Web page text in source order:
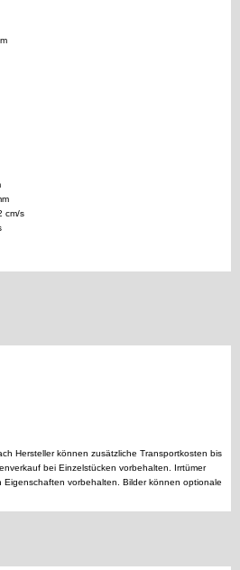
cm/s
Hersteller können zusätzliche Transportkosten bis
bei Einzelstücken vorbehalten. Irrtümer
vorbehalten. Bilder können optionale